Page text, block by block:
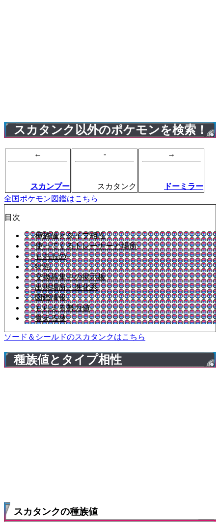
スカタンク以外のポケモンを検索！
←
スカンプー
-
スカタンク
→
ドーミラー
全国ポケモン図鑑はこちら
目次
種族値とタイプ相性
使ってくるトレーナーと場所
もちもの
特性
交換募集中の掲示板
出現場所・進化系
図鑑情報
もらえる努力値
覚える技
ソード＆シールドのスカタンクはこちら
種族値とタイプ相性
スカタンクの種族値